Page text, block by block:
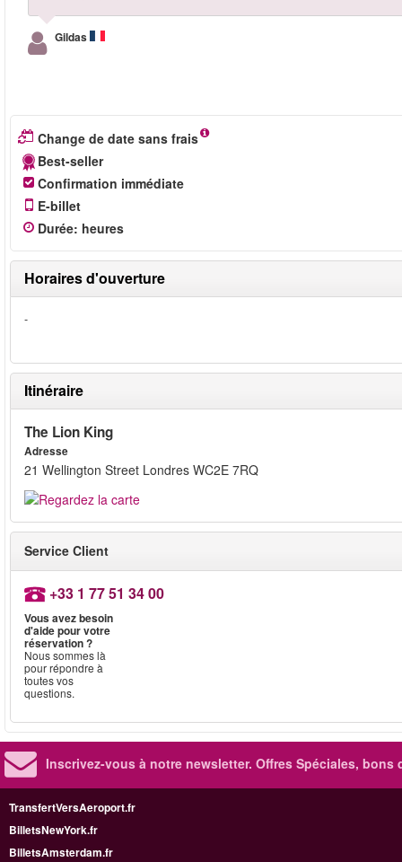
Gildas
Change de date sans frais
Best-seller
Confirmation immédiate
E-billet
Durée: heures
Horaires d'ouverture
-
Itinéraire
The Lion King
Adresse
21 Wellington Street Londres WC2E 7RQ
Service Client
+33 1 77 51 34 00
Vous avez besoin
d'aide pour votre
réservation ?
Nous sommes là
pour répondre à
toutes vos
questions.
Inscrivez-vous à notre newsletter. Offres Spéciales, bons
TransfertVersAeroport.fr
BilletsNewYork.fr
BilletsAmsterdam.fr